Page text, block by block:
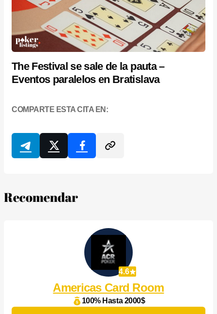
The Festival se sale de la pauta –
Eventos paralelos en Bratislava
COMPARTE ESTA CITA EN:
Recomendar
4.6
Americas Card Room
100% Hasta 2000$